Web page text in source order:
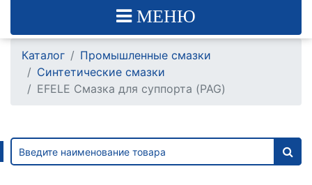
МЕНЮ
Каталог
Промышленные смазки
Синтетические смазки
EFELE Смазка для суппорта (PAG)